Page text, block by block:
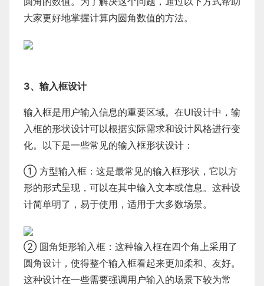
大家更好地掌握计算内圆角数值的方法。
3、输入框设计
输入框是用户输入信息的重要区域。在UI设计中，输
入框的形状设计可以根据实际需求和设计风格进行变
化。以下是一些常见的输入框形状设计：
① 方型输入框：这是最常见的输入框形状，它以方
形的形式呈现，可以在其中输入文本或信息。这种设
计简单明了，易于使用，适用于大多数场景。
② 圆角矩形输入框：这种输入框在四个角上采用了
圆角设计，使得整个输入框看起来更加柔和、友好。
这种设计在一些需要强调用户输入的场景下较为常